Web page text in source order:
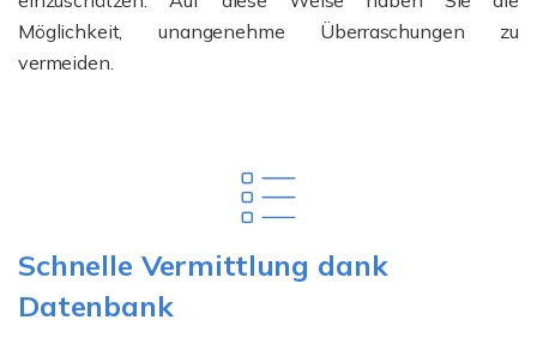
Möglichkeit, unangenehme Überraschungen zu
vermeiden.
Schnelle Vermittlung dank
Datenbank